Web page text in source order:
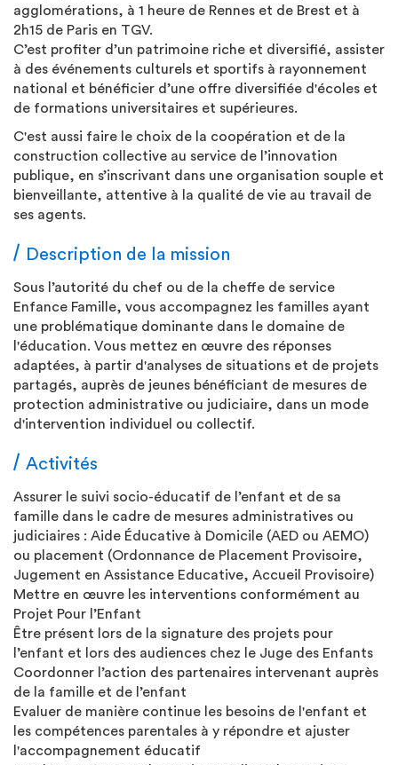
agglomérations, à 1 heure de Rennes et de Brest et à
2h15 de Paris en TGV.
C’est profiter d’un patrimoine riche et diversifié, assister
à des événements culturels et sportifs à rayonnement
national et bénéficier d’une offre diversifiée d'écoles et
de formations universitaires et supérieures.
C'est aussi faire le choix de la coopération et de la
construction collective au service de l’innovation
publique, en s’inscrivant dans une organisation souple et
bienveillante, attentive à la qualité de vie au travail de
ses agents.
Description de la mission
Sous l’autorité du chef ou de la cheffe de service
Enfance Famille, vous accompagnez les familles ayant
une problématique dominante dans le domaine de
l'éducation. Vous mettez en œuvre des réponses
adaptées, à partir d'analyses de situations et de projets
partagés, auprès de jeunes bénéficiant de mesures de
protection administrative ou judiciaire, dans un mode
d'intervention individuel ou collectif.
Activités
Assurer le suivi socio-éducatif de l’enfant et de sa
famille dans le cadre de mesures administratives ou
judiciaires : Aide Éducative à Domicile (AED ou AEMO)
ou placement (Ordonnance de Placement Provisoire,
Jugement en Assistance Educative, Accueil Provisoire)
Mettre en œuvre les interventions conformément au
Projet Pour l’Enfant
Être présent lors de la signature des projets pour
l’enfant et lors des audiences chez le Juge des Enfants
Coordonner l’action des partenaires intervenant auprès
de la famille et de l’enfant
Evaluer de manière continue les besoins de l'enfant et
les compétences parentales à y répondre et ajuster
l'accompagnement éducatif